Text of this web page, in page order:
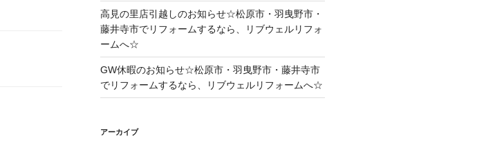
高見の里店引越しのお知らせ☆松原市・羽曳野市・
藤井寺市でリフォームするなら、リブウェルリフォ
ームへ☆
GW休暇のお知らせ☆松原市・羽曳野市・藤井寺市
でリフォームするなら、リブウェルリフォームへ☆
アーカイブ